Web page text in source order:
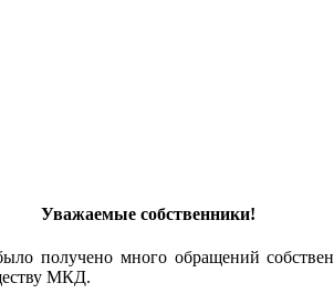
Уважаемые собственники!
получено много обращений
МКД.